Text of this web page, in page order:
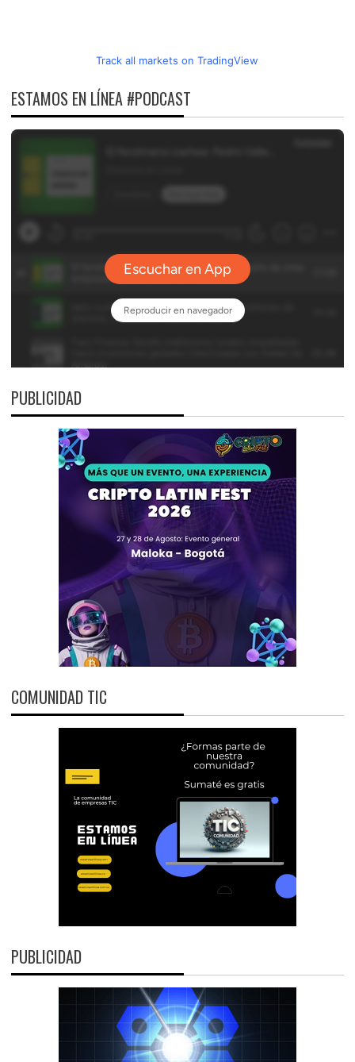
Track all markets on TradingView
ESTAMOS EN LÍNEA #PODCAST
PUBLICIDAD
COMUNIDAD TIC
PUBLICIDAD